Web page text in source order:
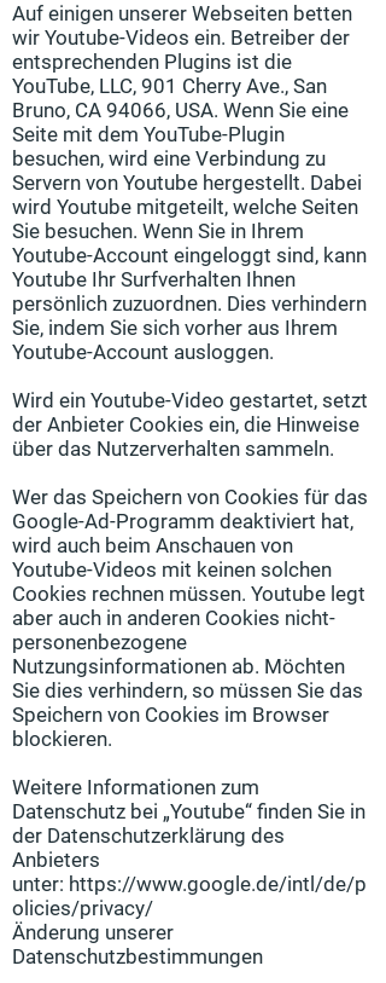
Auf einigen unserer Webseiten betten
wir Youtube-Videos ein. Betreiber der
entsprechenden Plugins ist die
YouTube, LLC, 901 Cherry Ave., San
Bruno, CA 94066, USA. Wenn Sie eine
Seite mit dem YouTube-Plugin
besuchen, wird eine Verbindung zu
Servern von Youtube hergestellt. Dabei
wird Youtube mitgeteilt, welche Seiten
Sie besuchen. Wenn Sie in Ihrem
Youtube-Account eingeloggt sind, kann
Youtube Ihr Surfverhalten Ihnen
persönlich zuzuordnen. Dies verhindern
Sie, indem Sie sich vorher aus Ihrem
Youtube-Account ausloggen.
Wird ein Youtube-Video gestartet, setzt
der Anbieter Cookies ein, die Hinweise
über das Nutzerverhalten sammeln.
Wer das Speichern von Cookies für das
Google-Ad-Programm deaktiviert hat,
wird auch beim Anschauen von
Youtube-Videos mit keinen solchen
Cookies rechnen müssen. Youtube legt
aber auch in anderen Cookies nicht-
personenbezogene
Nutzungsinformationen ab. Möchten
Sie dies verhindern, so müssen Sie das
Speichern von Cookies im Browser
blockieren.
Weitere Informationen zum
Datenschutz bei „Youtube“ finden Sie in
der Datenschutzerklärung des
Anbieters
unter: https://www.google.de/intl/de/p
olicies/privacy/
Änderung unserer
Datenschutzbestimmungen